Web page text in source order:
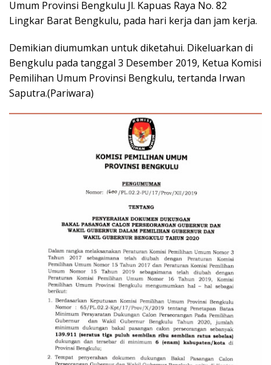
Umum Provinsi Bengkulu Jl. Kapuas Raya No. 82
Lingkar Barat Bengkulu, pada hari kerja dan jam kerja.
Demikian diumumkan untuk diketahui. Dikeluarkan di
Bengkulu pada tanggal 3 Desember 2019, Ketua Komisi
Pemilihan Umum Provinsi Bengkulu, tertanda Irwan
Saputra.(Pariwara)